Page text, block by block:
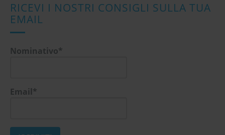
RICEVI I NOSTRI CONSIGLI SULLA TUA
EMAIL
Nominativo*
Email*